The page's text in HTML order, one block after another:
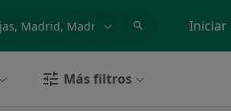
Iniciar
Más filtros